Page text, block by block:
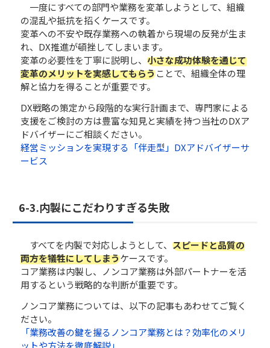
一度にすべての部門や業務を変革しようとして、組織
の混乱や抵抗を招くケースです。
変革への不安や既存業務への執着から現場の反発が生ま
れ、DX推進が頓挫してしまいます。
変革の必要性を丁寧に説明し、 小さな成功体験を通じて
変革のメリットを実感してもらうことで、組織全体の理
解と協力を得ることが重要です。
DX戦略の策定から段階的な実行計画まで、専門家による
支援をご検討の方は豊富な知見と実績を持つ当社のDXア
ドバイザーにご相談ください。
経営ミッションを実現する「伴走型」DXアドバイザーサ
ービス
6-3.内製にこだわりすぎる失敗
すべてを内製で対応しようとして、 スピードと品質の
両方を犠牲にしてしまうケースです。
コア業務は内製し、ノンコア業務は外部パートナーを活
用するという戦略的な判断が重要です。
ノンコア業務については、以下の記事もあわせてご覧く
ださい。
「業務改善の鍵を握るノンコア業務とは？効率化のメリ
ットや方法を徹底解説」